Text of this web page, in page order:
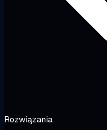
Rozwiązania